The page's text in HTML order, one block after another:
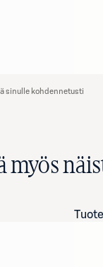
sinulle kohdennetusti
myös